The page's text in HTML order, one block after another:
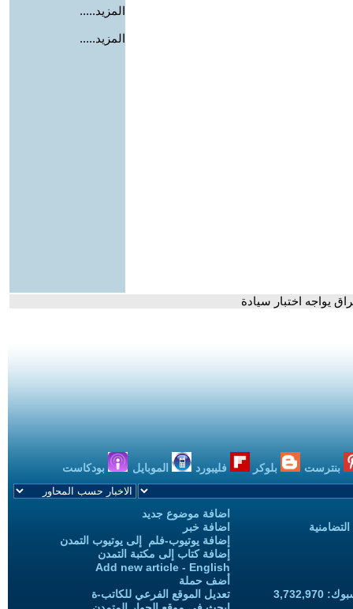
المزيد.....
المزيد.....
يواجه اختبار سيادة
بنترست بلوكر فليبورد الموبايل بودكاست
اضافة موضوع جديد
اضافة خبر
إضافة يوتيوب-فلم إلى يوتيوب التمدن
إضافة كتاب إلى مكتبة التمدن
Add new article - English
أضف حملة
تعديل الموقع الفرعي للكاتب-ة